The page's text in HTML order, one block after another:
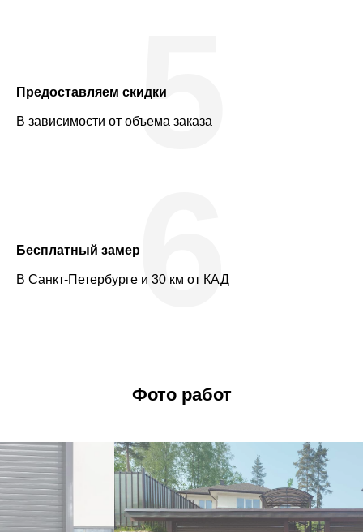
Предоставляем скидки
В зависимости от объема заказа
5
Бесплатный замер
В Санкт-Петербурге и 30 км от КАД
6
Фото работ